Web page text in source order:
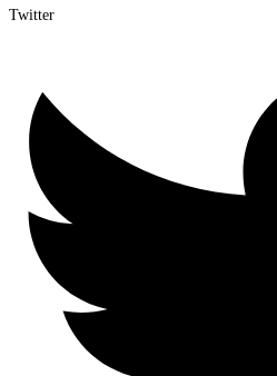
Twitter